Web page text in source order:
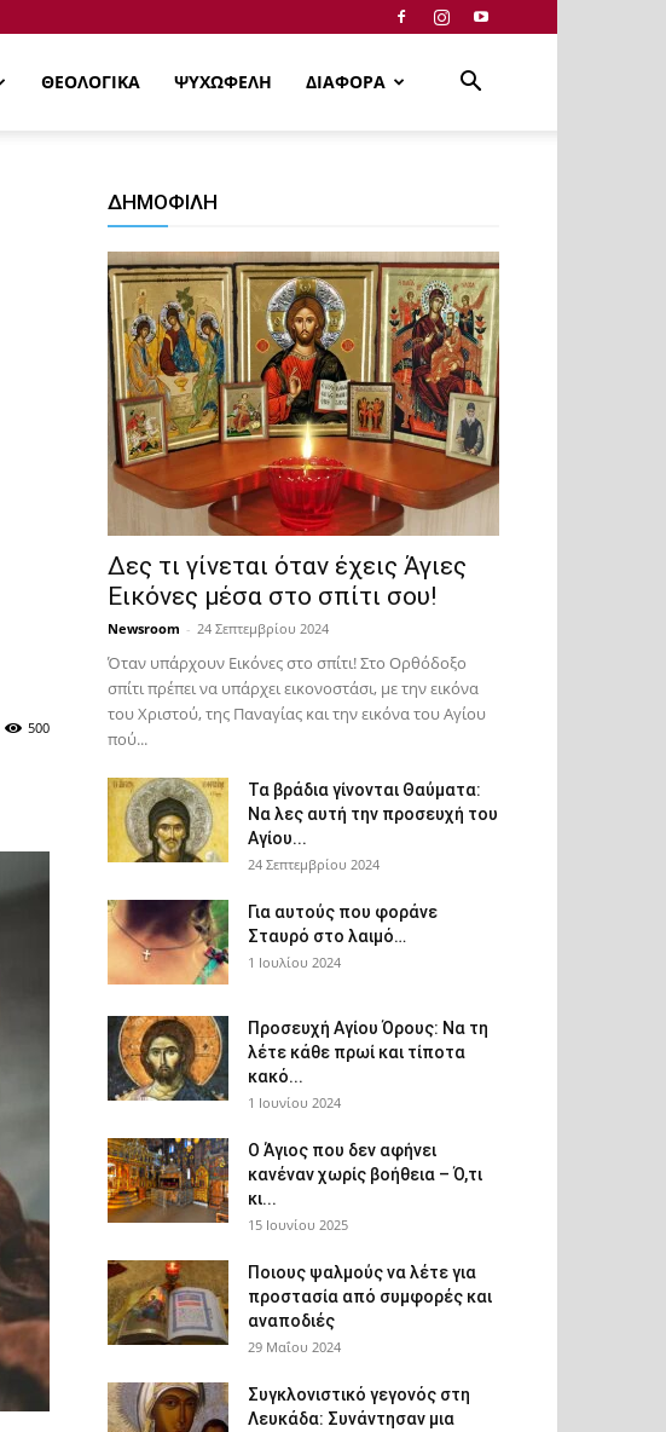
ΘΕΟΛΟΓΙΚΑ ΨΥΧΩΦΕΛΗ ΔΙΑΦΟΡΑ
500
ΔΗΜΟΦΙΛΗ
Δες τι γίνεται όταν έχεις Άγιες
Εικόνες μέσα στο σπίτι σου!
Newsroom - 24 Σεπτεμβρίου 2024
Όταν υπάρχουν Εικόνες στο σπίτι! Στο Ορθόδοξο
σπίτι πρέπει να υπάρχει εικονοστάσι, με την εικόνα
του Χριστού, της Παν­αγίας και την εικόνα του Αγίου
πού...
Τα βράδια γίνονται Θαύματα:
Να λες αυτή την προσευχή του
Αγίου...
24 Σεπτεμβρίου 2024
Για αυτούς που φοράνε
Σταυρό στο λαιμό…
1 Ιουλίου 2024
Προσευχή Αγίου Όρους: Να τη
λέτε κάθε πρωί και τίποτα
κακό...
1 Ιουνίου 2024
Ο Άγιος που δεν αφήνει
κανέναν χωρίς βοήθεια – Ό,τι
κι...
15 Ιουνίου 2025
Ποιους ψαλμούς να λέτε για
προστασία από συμφορές και
αναποδιές
29 Μαΐου 2024
Συγκλονιστικό γεγονός στη
Λευκάδα: Συνάντησαν μια